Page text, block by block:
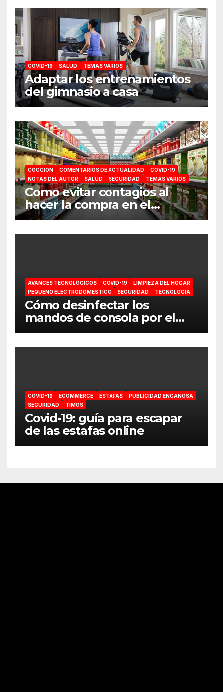
COVID-19 SALUD TEMAS VARIOS
Adaptar los entrenamientos
del gimnasio a casa
COCCIÓN COMENTARIOS DE ACTUALIDAD
COVID-19
NOTAS DEL AUTOR
SALUD SEGURIDAD TEMAS VARIOS
Como evitar contagios al
hacer la compra en el
supermercado
AVANCES TECNOLÓGICOS COVID-19
LIMPIEZA DEL HOGAR
PEQUEÑO ELECTRODOMÉSTICO
SEGURIDAD TECNOLOGÍA
Cómo desinfectar los
mandos de consola por el
coronavirus
COVID-19 ECOMMERCE ESTAFAS
PUBLICIDAD ENGAÑOSA
SEGURIDAD
TIMOS
Covid-19: guía para escapar
de las estafas online